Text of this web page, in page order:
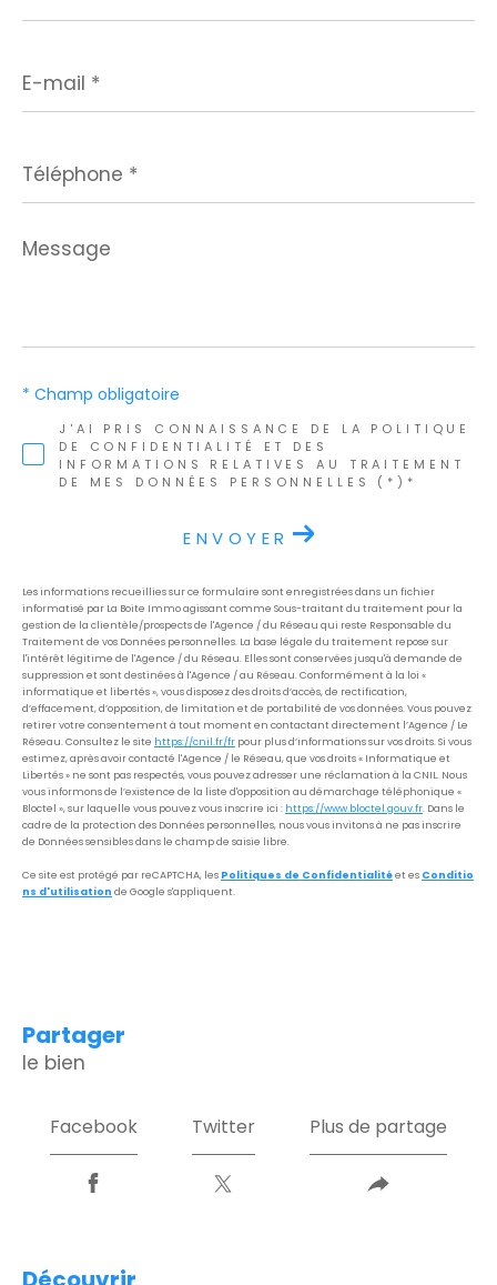
mail
*
*
Message
*
J'AI PRIS CONNAISSANCE DE LA POLITIQUE
DE CONFIDENTIALITÉ ET DES
INFORMATIONS RELATIVES AU TRAITEMENT
DE MES DONNÉES PERSONNELLES (*)*
* Champ obligatoire
ENVOYER
Les informations recueillies sur ce formulaire sont enregistrées dans un fichier
informatisé par La Boite Immo agissant comme Sous-traitant du traitement pour la
gestion de la clientèle/prospects de l'Agence / du Réseau qui reste Responsable du
Traitement de vos Données personnelles. La base légale du traitement repose sur
l'intérêt légitime de l'Agence / du Réseau. Elles sont conservées jusqu'à demande de
suppression et sont destinées à l'Agence / au Réseau. Conformément à la loi «
informatique et libertés », vous disposez des droits d’accès, de rectification,
d’effacement, d’opposition, de limitation et de portabilité de vos données. Vous pouvez
retirer votre consentement à tout moment en contactant directement l’Agence / Le
Réseau. Consultez le site https://cnil.fr/fr pour plus d’informations sur vos droits. Si vous
estimez, après avoir contacté l'Agence / le Réseau, que vos droits « Informatique et
Libertés » ne sont pas respectés, vous pouvez adresser une réclamation à la CNIL. Nous
vous informons de l’existence de la liste d'opposition au démarchage téléphonique «
Bloctel », sur laquelle vous pouvez vous inscrire ici : https://www.bloctel.gouv.fr. Dans le
cadre de la protection des Données personnelles, nous vous invitons à ne pas inscrire
de Données sensibles dans le champ de saisie libre.
Ce site est protégé par reCAPTCHA, les Politiques de Confidentialitéet es Conditio
ns d'utilisation de Google s'appliquent.
partager
le bien
Facebook Twitter Plus de partage